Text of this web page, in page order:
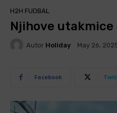
H2H FUDBAL
Njihove utakmice
Autor Holiday May 26,
Facebook